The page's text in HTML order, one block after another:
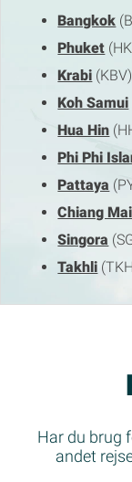
Bangkok
Phuket
Krabi (KBV)
Koh Samui
Hua Hin
Phi Phi
Pattaya
Chiang Mai
Singora
Takhli
Har du brug
andet